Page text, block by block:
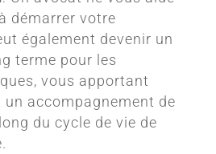
démarrer votre
également devenir un
terme pour les
vous apportant
accompagnement de
du cycle de vie de